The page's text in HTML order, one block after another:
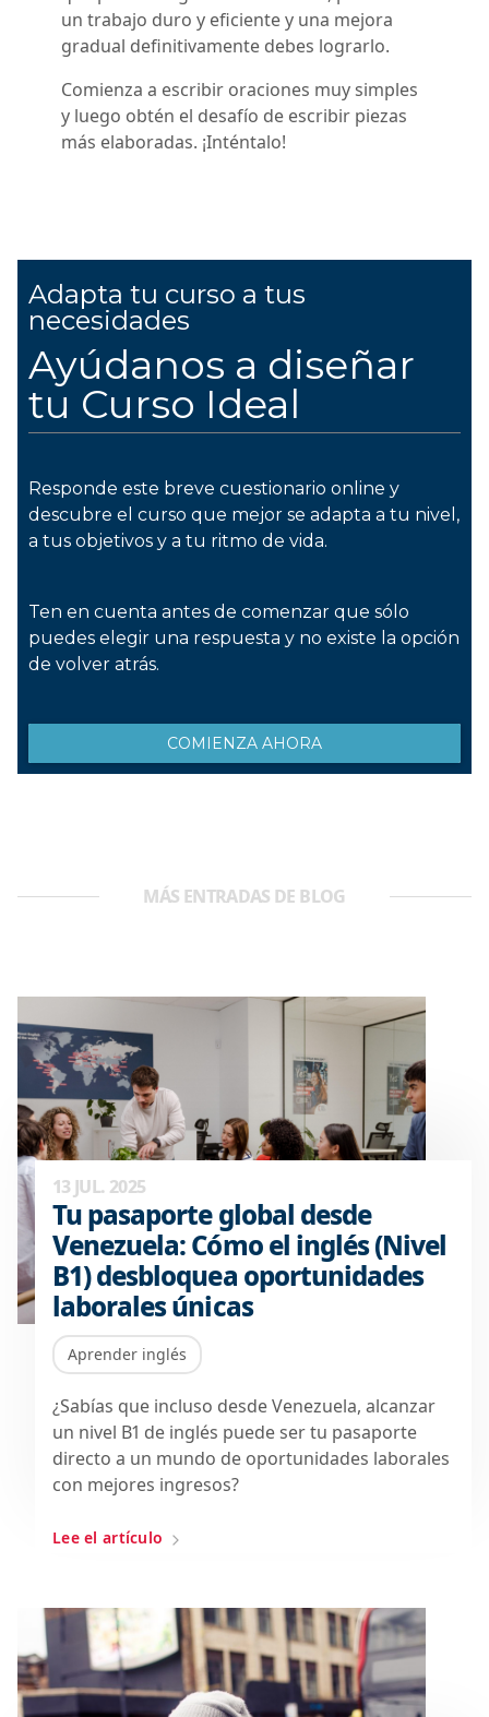
un trabajo duro y eficiente y una mejora
gradual definitivamente debes lograrlo.
Comienza a escribir oraciones muy simples
y luego obtén el desafío de escribir piezas
más elaboradas. ¡Inténtalo!
MÁS ENTRADAS DE BLOG
13 JUL. 2025
Tu pasaporte global desde
Venezuela: Cómo el inglés (Nivel
B1) desbloquea oportunidades
laborales únicas
Aprender inglés
¿Sabías que incluso desde Venezuela, alcanzar
un nivel B1 de inglés puede ser tu pasaporte
directo a un mundo de oportunidades laborales
con mejores ingresos?
Lee el artículo